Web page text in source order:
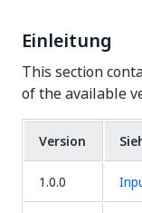
Einleitung
This section
of the available
Version
1.0.0